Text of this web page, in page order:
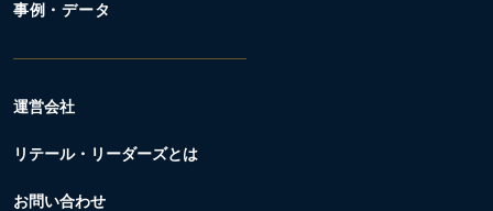
事例・データ
運営会社
リテール・リーダーズとは
お問い合わせ